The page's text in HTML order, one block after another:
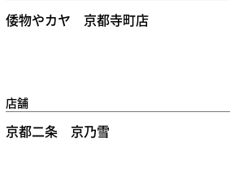
倭物やカヤ 京都寺町店
店舗
京都二条 京乃雪